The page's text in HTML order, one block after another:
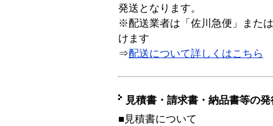
発送となります。
※配送業者は「佐川急便」また
けます
⇒配送について詳しくはこちら
見積書・請求書・納品書等の
■見積書について